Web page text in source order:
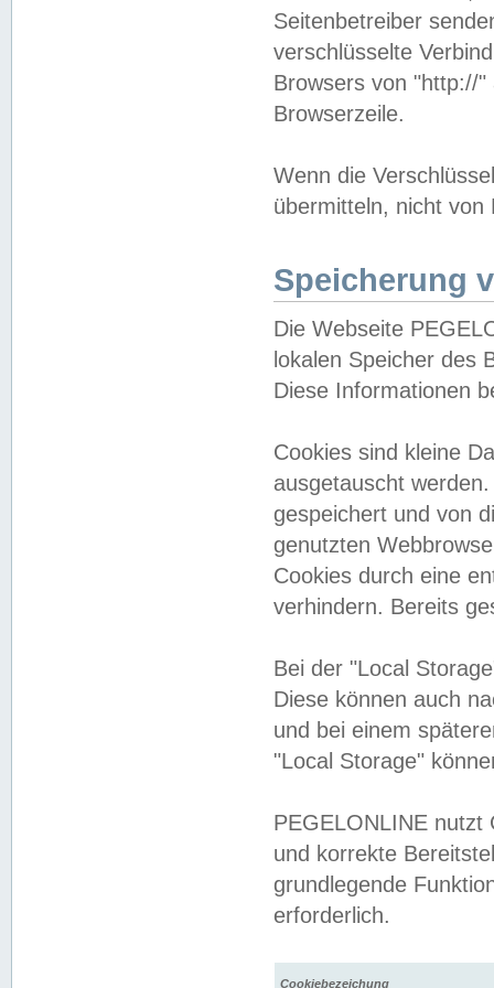
Seitenbetreiber
verschlüsselte
Browsers von "http://
Browserzeile.
Wenn die
übermitteln, nicht von
Speicherung
Die Webseite
lokalen Speicher des
Diese Informationen
Cookies sind kleine
ausgetauscht
gespeichert und von
genutzten
Cookies durch eine
verhindern. Bereits
Bei der "Local
Diese können auch
und bei einem
"Local Storage"
PEGELONLINE nutzt
und korrekte
grundlegende
erforderlich.
Cookiebezeichung